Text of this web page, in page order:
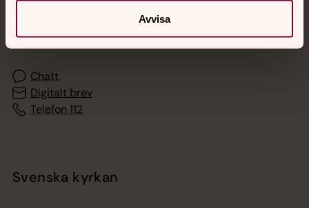
Avvisa
Akut samtals- och krisstöd. Prata eller chatta anonymt
med en präst på kvällar och nätter.
Chatt
Digitalt brev
Telefon 112
Svenska kyrkan